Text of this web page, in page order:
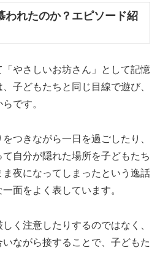
われたのか？エピソード紹
やさしいお坊さん」として記憶
子どもたちと同じ目線で遊び、
です。
つきながら一日を過ごしたり、
自分が隠れた場所を子どもたち
夜になってしまったという逸話
面をよく表しています。
く注意したりするのではなく、
ながら接することで、子どもた